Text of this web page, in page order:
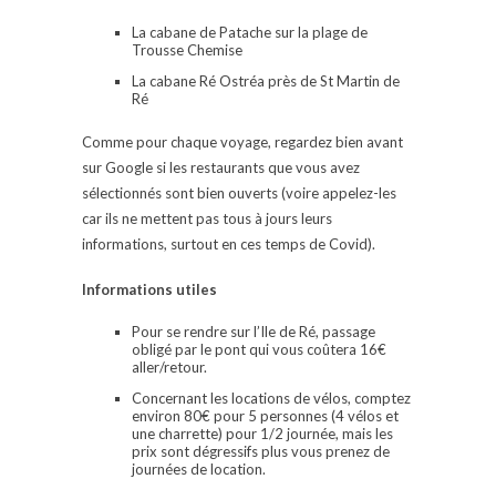
La cabane de Patache sur la plage de
Trousse Chemise
La cabane Ré Ostréa près de St Martin de
Ré
Comme pour chaque voyage, regardez bien avant
sur Google si les restaurants que vous avez
sélectionnés sont bien ouverts (voire appelez-les
car ils ne mettent pas tous à jours leurs
informations, surtout en ces temps de Covid).
Informations utiles
Pour se rendre sur l’Ile de Ré, passage
obligé par le pont qui vous coûtera 16€
aller/retour.
Concernant les locations de vélos, comptez
environ 80€ pour 5 personnes (4 vélos et
une charrette) pour 1/2 journée, mais les
prix sont dégressifs plus vous prenez de
journées de location.